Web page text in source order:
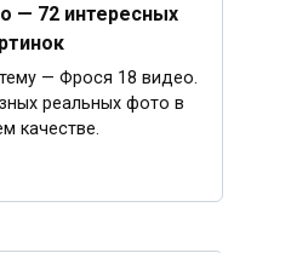
— 72 интересных
— Фрося 18 видео.
реальных фото в
качестве.